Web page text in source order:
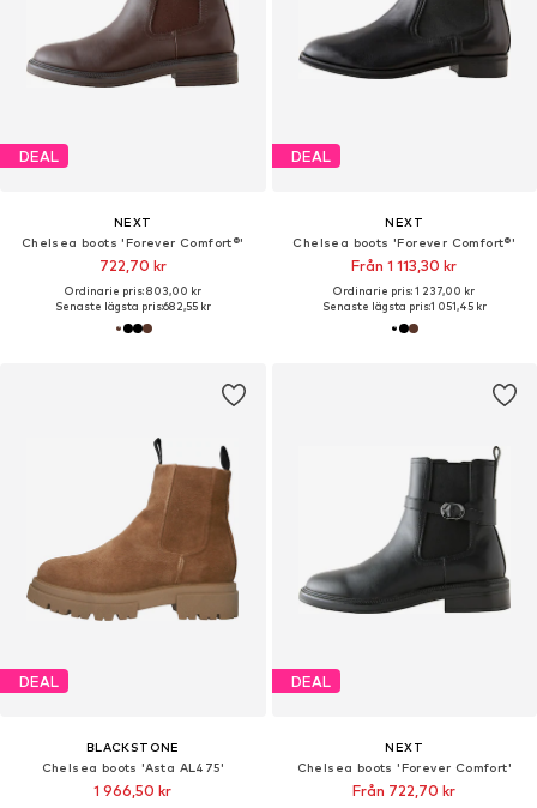
DEAL
NEXT
Chelsea boots 'Forever Comfort®'
722,70 kr
Ordinarie pris: 803,00 kr
Senaste lägsta pris:682,55 kr
DEAL
NEXT
Chelsea boots 'Forever Comfort®'
Från 1 113,30 kr
Ordinarie pris: 1 237,00 kr
Senaste lägsta pris:1 051,45 kr
DEAL
BLACKSTONE
Chelsea boots 'Asta AL475'
1 966,50 kr
DEAL
NEXT
Chelsea boots 'Forever Comfort'
Från 722,70 kr